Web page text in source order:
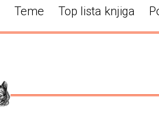
Teme Top lista knjiga